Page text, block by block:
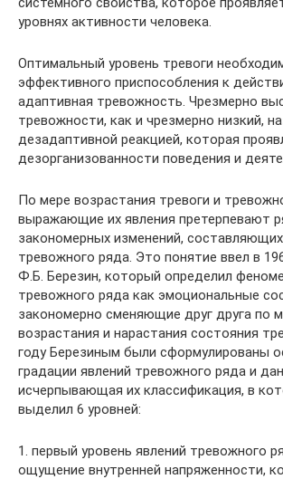
уровнях активности человека.
Оптимальный уровень тревоги
эффективного приспособления к
адаптивная тревожность. Чрезмерно
тревожности, как и чрезмерно низкий,
дезадаптивной реакцией, которая
дезорганизованности поведения и
По мере возрастания тревоги и
выражающие их явления претерпевают
закономерных изменений,
тревожного ряда. Это понятие ввел в
Ф.Б. Березин, который определил
тревожного ряда как эмоциональные
закономерно сменяющие друг друга по
возрастания и нарастания состояния
году Березиным были сформулированы
градации явлений тревожного ряда и
исчерпывающая их классификация, в
выделил 6 уровней:
1. первый уровень явлений тревожного
ощущение внутренней напряженности,